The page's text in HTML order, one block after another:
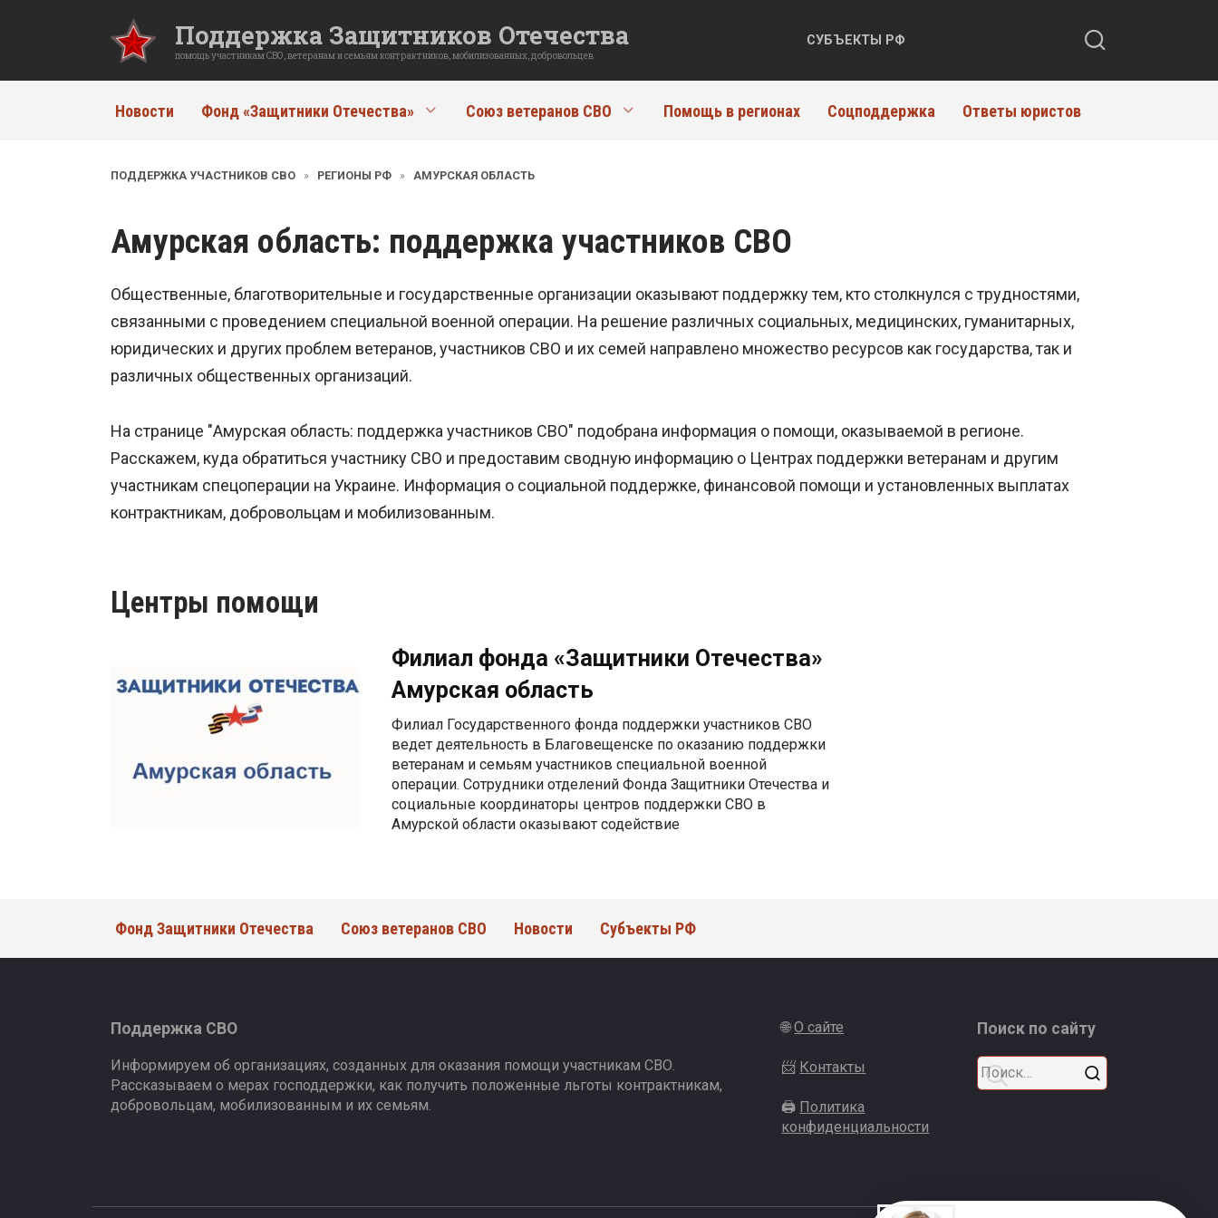
Поддержка Защитников Отечества
помощь участникам СВО, ветеранам и семьям контрактников, мобилизованных, добровольцев
СУБЪЕКТЫ РФ
Новости Фонд «Защитники Отечества» Союз ветеранов СВО Помощь в регионах Соцподдержка Ответы юристов
ПОДДЕРЖКА УЧАСТНИКОВ СВО » РЕГИОНЫ РФ » АМУРСКАЯ ОБЛАСТЬ
Амурская область: поддержка участников СВО
Общественные, благотворительные и государственные организации оказывают поддержку тем, кто столкнулся с трудностями,
связанными с проведением специальной военной операции. На решение различных социальных, медицинских, гуманитарных,
юридических и других проблем ветеранов, участников СВО и их семей направлено множество ресурсов как государства, так и
различных общественных организаций.
На странице "Амурская область: поддержка участников СВО" подобрана информация о помощи, оказываемой в регионе.
Расскажем, куда обратиться участнику СВО и предоставим сводную информацию о Центрах поддержки ветеранам и другим
участникам спецоперации на Украине. Информация о социальной поддержке, финансовой помощи и установленных выплатах
контрактникам, добровольцам и мобилизованным.
Центры помощи
Филиал фонда «Защитники Отечества»
Амурская область
Филиал Государственного фонда поддержки участников СВО
ведет деятельность в Благовещенске по оказанию поддержки
ветеранам и семьям участников специальной военной
операции. Сотрудники отделений Фонда Защитники Отечества и
социальные координаторы центров поддержки СВО в
Амурской области оказывают содействие
Фонд Защитники Отечества Союз ветеранов СВО Новости Субъекты РФ
Поддержка СВО
Информируем об организациях, созданных для оказания помощи участникам СВО.
Рассказываем о мерах господдержки, как получить положенные льготы контрактникам,
добровольцам, мобилизованным и их семьям.
🌐О сайте
📨 Контакты
🖨 Политика
конфиденциальности
Поиск по сайту
Search
for: